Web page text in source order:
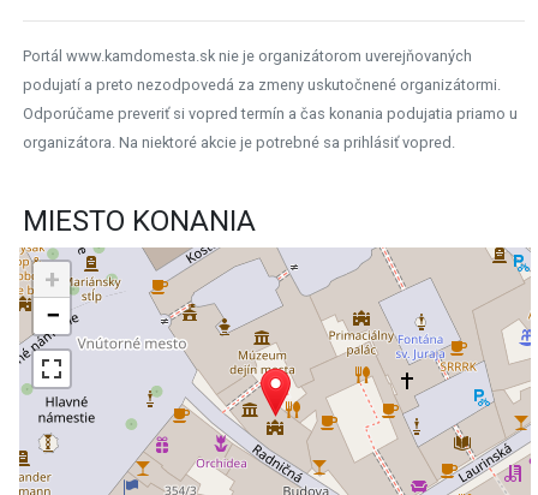
Portál www.kamdomesta.sk nie je organizátorom uverejňovaných
podujatí a preto nezodpovedá za zmeny uskutočnené organizátormi.
Odporúčame preveriť si vopred termín a čas konania podujatia priamo u
organizátora. Na niektoré akcie je potrebné sa prihlásiť vopred.
MIESTO KONANIA
+
−